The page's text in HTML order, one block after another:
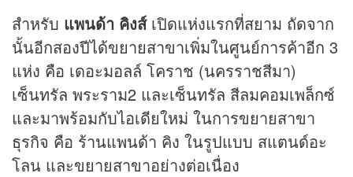
สำหรับ แพนด้า คิงส์เปิดแห่งแรกที่สยาม ถัดจาก
นั้นอีกสองปีได้ขยายสาขาเพิ่มในศูนย์การค้าอีก 3
แห่ง คือ เดอะมอลล์ โคราช (นครราชสีมา)
เซ็นทรัล พระราม2 และเซ็นทรัล สีลมคอมเพล็กซ์
และมาพร้อมกับไอเดียใหม่ ในการขยายสาขา
ธุรกิจ คือ ร้านแพนด้า คิง ในรูปแบบ สแตนด์อะ
โลน และขยายสาขาอย่างต่อเนื่อง